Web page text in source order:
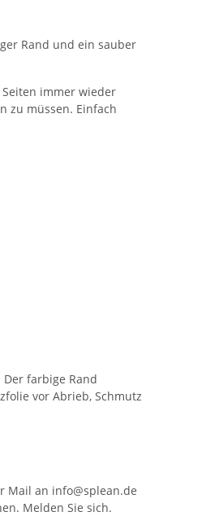
Rand und ein sauber
immer wieder
zu müssen. Einfach
Der farbige Rand
vor Abrieb, Schmutz
Mail an info@splean.de
Melden Sie sich.